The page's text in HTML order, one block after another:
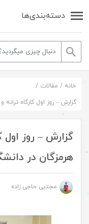
دسته‌بندی‌ها
خانه / مقالات /
گزارش – روز اول کارگاه
گزارش – روز اول
هرمزگان در
مجتبی حاجی زاده